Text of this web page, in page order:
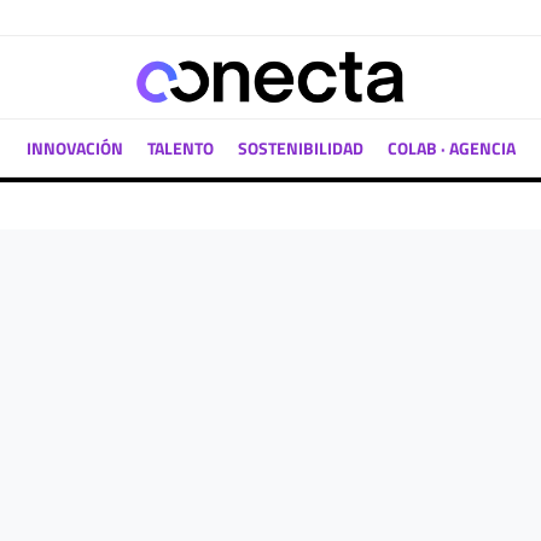
INNOVACIÓN TALENTO SOSTENIBILIDAD COLAB · AGENCIA